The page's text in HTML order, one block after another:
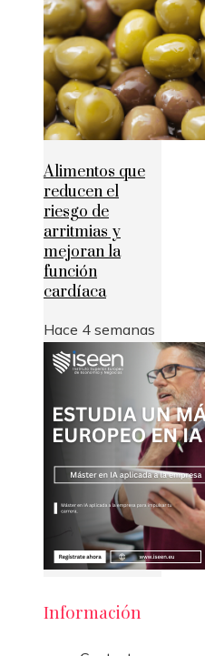
Alimentos que
reducen el
riesgo de
arritmias y
mejoran la
función
cardíaca
Hace 4 semanas
Información